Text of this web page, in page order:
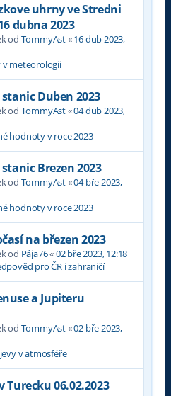
uhrny ve Stredni
dubna 2023
od TommyAst«16 dub 2023,
v meteorologii
Duben 2023
od TommyAst«04 dub 2023,
hodnoty v roce 2023
Brezen 2023
od TommyAst«04 bře 2023,
hodnoty v roce 2023
na březen 2023
od Pája76«02 bře 2023, 12:18
pro ČR i zahraničí
a Jupiteru
od TommyAst«02 bře 2023,
v atmosféře
Turecku 06.02.2023